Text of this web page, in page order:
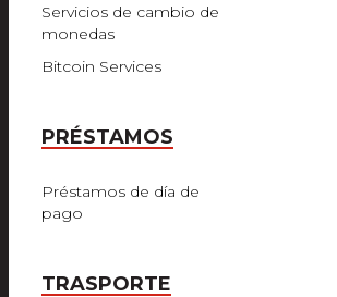
Servicios de cambio de
monedas
Bitcoin Services
PRÉSTAMOS
Préstamos de día de
pago
TRASPORTE